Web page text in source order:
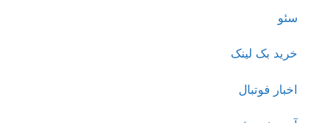
سئو
خرید بک لینک
اخبار فوتبال